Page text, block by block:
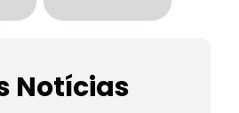
Notícias